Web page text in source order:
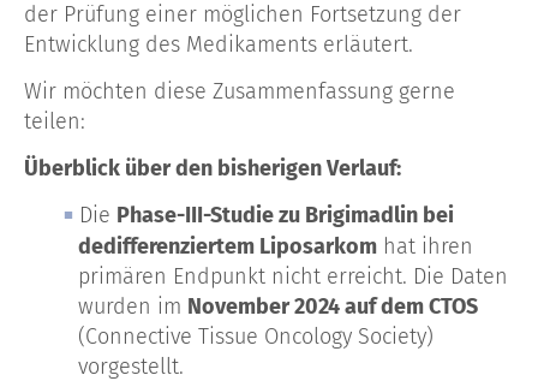
der Prüfung einer möglichen Fortsetzung der
Entwicklung des Medikaments erläutert.
Wir möchten diese Zusammenfassung gerne
teilen:
Überblick über den bisherigen Verlauf:
Die Phase-III-Studie zu Brigimadlin bei
dedifferenziertem Liposarkom hat ihren
primären Endpunkt nicht erreicht. Die Daten
wurden im November 2024 auf dem CTOS
(Connective Tissue Oncology Society)
vorgestellt.